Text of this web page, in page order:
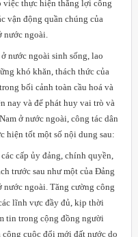
việc thực hiện thắng lợi công
vận động quần chúng của
nước ngoài.
nước ngoài sinh sống, lao
khó khăn, thách thức của
bối cảnh toàn cầu hoá và
nay và để phát huy vai trò và
ở nước ngoài, công tác dân
hiện tốt một số nội dung sau:
cấp ủy đảng, chính quyền,
trước sau như một của Đảng
nước ngoài. Tăng cường công
lĩnh vực đầy đủ, kịp thời
tin trong cộng đồng người
cuộc đổi mới đất nước do